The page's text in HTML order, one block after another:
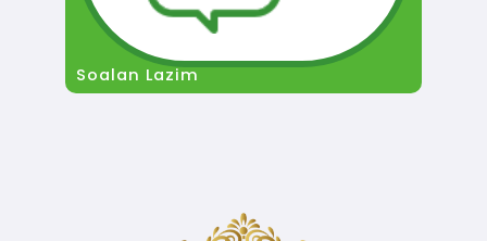
Soalan Lazim